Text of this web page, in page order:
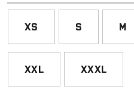
XS S M
XXL XXXL